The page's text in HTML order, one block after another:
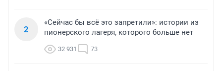
2
«Сейчас бы всё это запретили»: истории из
пионерского лагеря, которого больше нет
32 931 73